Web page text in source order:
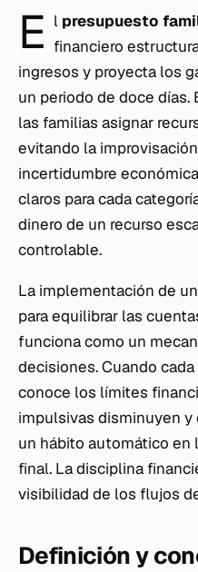
E l presupuesto
financiero
ingresos y proyecta los
un periodo de doce días.
las familias asignar
evitando la
incertidumbre
claros para cada
dinero de un recurso
controlable.
La implementación de
para equilibrar las
funciona como un
decisiones. Cuando
conoce los límites
impulsivas disminuyen y
un hábito automático en
final. La disciplina
visibilidad de los flujos
Definición y